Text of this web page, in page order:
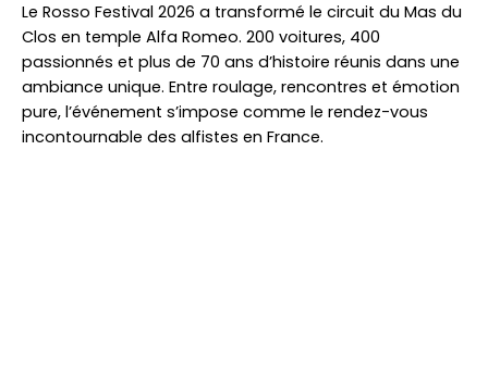
Le Rosso Festival 2026 a transformé le circuit du Mas du
Clos en temple Alfa Romeo. 200 voitures, 400
passionnés et plus de 70 ans d’histoire réunis dans une
ambiance unique. Entre roulage, rencontres et émotion
pure, l’événement s’impose comme le rendez-vous
incontournable des alfistes en France.